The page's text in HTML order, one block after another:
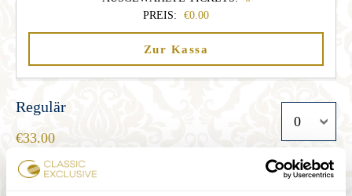
PREIS:
0.00
Zur Kassa
Regulär
33.00